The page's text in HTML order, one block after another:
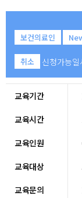
보건의료인
취소 신청가능
교육기간
교육시간
교육인원
교육대상
교육문의